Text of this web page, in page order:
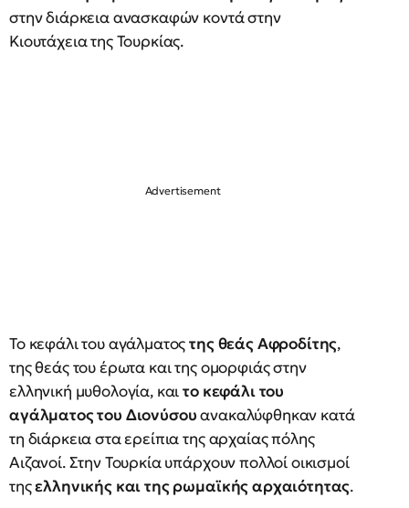
στην διάρκεια ανασκαφών κοντά στην
Κιουτάχεια της Τουρκίας.
Το κεφάλι του αγάλματοςτης θεάς Αφροδίτης,
της θεάς του έρωτα και της ομορφιάς στην
ελληνική μυθολογία, καιτο κεφάλι του
αγάλματος του Διονύσουανακαλύφθηκαν κατά
τη διάρκεια στα ερείπια της αρχαίας πόλης
Αιζανοί. Στην Τουρκία υπάρχουν πολλοί οικισμοί
τηςελληνικής και της ρωμαϊκής αρχαιότητας.